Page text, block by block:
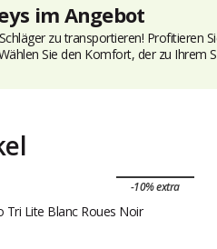
im Angebot
zu transportieren! Profitieren
Sie den Komfort, der zu Ihrem
-10% extra